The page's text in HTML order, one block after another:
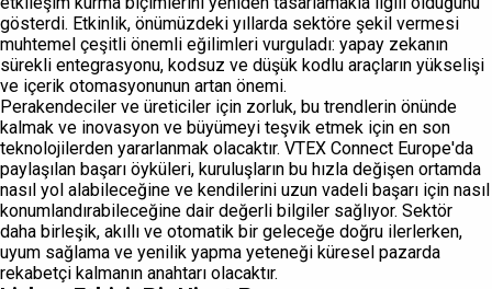
gösterdi. Etkinlik, önümüzdeki yıllarda sektöre şekil vermesi
muhtemel çeşitli önemli eğilimleri vurguladı: yapay zekanın
sürekli entegrasyonu, kodsuz ve düşük kodlu araçların yükselişi
ve içerik otomasyonunun artan önemi.
Perakendeciler ve üreticiler için zorluk, bu trendlerin önünde
kalmak ve inovasyon ve büyümeyi teşvik etmek için en son
teknolojilerden yararlanmak olacaktır. VTEX Connect Europe'da
paylaşılan başarı öyküleri, kuruluşların bu hızla değişen ortamda
nasıl yol alabileceğine ve kendilerini uzun vadeli başarı için nasıl
konumlandırabileceğine dair değerli bilgiler sağlıyor. Sektör
daha birleşik, akıllı ve otomatik bir geleceğe doğru ilerlerken,
uyum sağlama ve yenilik yapma yeteneği küresel pazarda
rekabetçi kalmanın anahtarı olacaktır.